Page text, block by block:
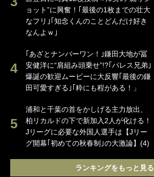
ョット”に興奮！｢最後の1枚までの壮大
なフリ｣｢知念くんのことどんだけ好き
なんよｗ｣
｢あざとナンバーワン！｣鎌田大地が冨
安健洋に“肩組み頭乗せ”!?｢パレス兄弟｣
爆誕の歓迎ムービーに大反響｢最後の鎌
田可愛すぎる｣｢粋にも程がある！」
浦和と千葉の首をかしげる主力放出、
柏リカルドの下で新加入2人が化ける！
Jリーグに必要な外国人選手は【Jリー
グ開幕｢初めての秋春制｣の大激論】(4)
ランキングをもっと見る